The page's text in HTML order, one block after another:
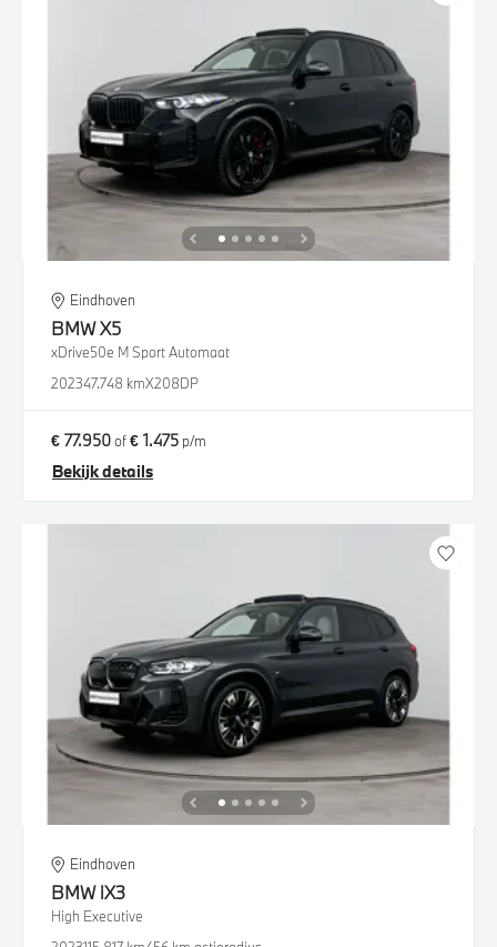
Eindhoven
BMWX5
xDrive50e M Sport Automaat
202347.748 kmX208DP
€ 77.950of€ 1.475 p/m
Bekijk details
Eindhoven
BMW iX3
High Executive